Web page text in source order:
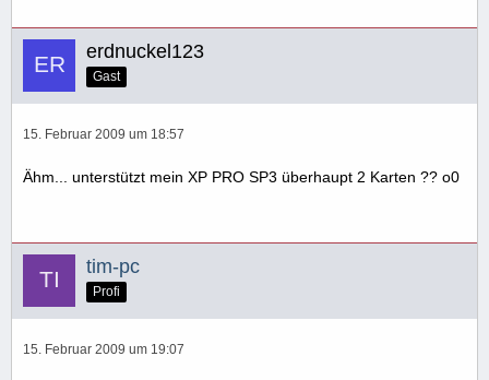
erdnuckel123
Gast
15. Februar 2009 um 18:57
Ähm... unterstützt mein XP PRO SP3 überhaupt 2 Karten ?? o0
tim-pc
Profi
15. Februar 2009 um 19:07